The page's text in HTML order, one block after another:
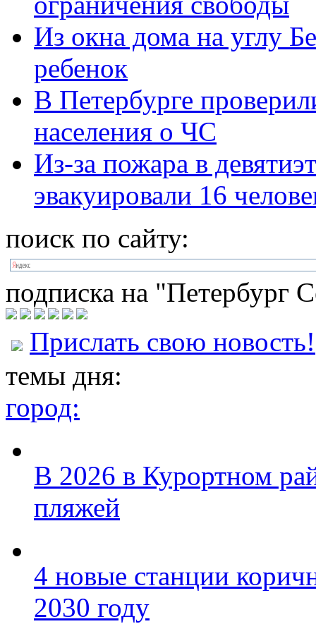
Из окна дома на углу
ребенок
В Петербурге
населения о ЧС
Из-за пожара в
эвакуировали 16
поиск по сайту:
подписка на "Петербург
Прислать свою новость!
темы дня:
город:
В 2026 в Курортном
пляжей
4 новые станции
2030 году